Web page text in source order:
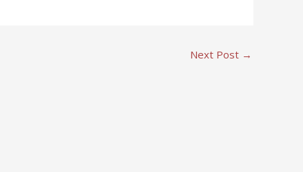
Next Post →